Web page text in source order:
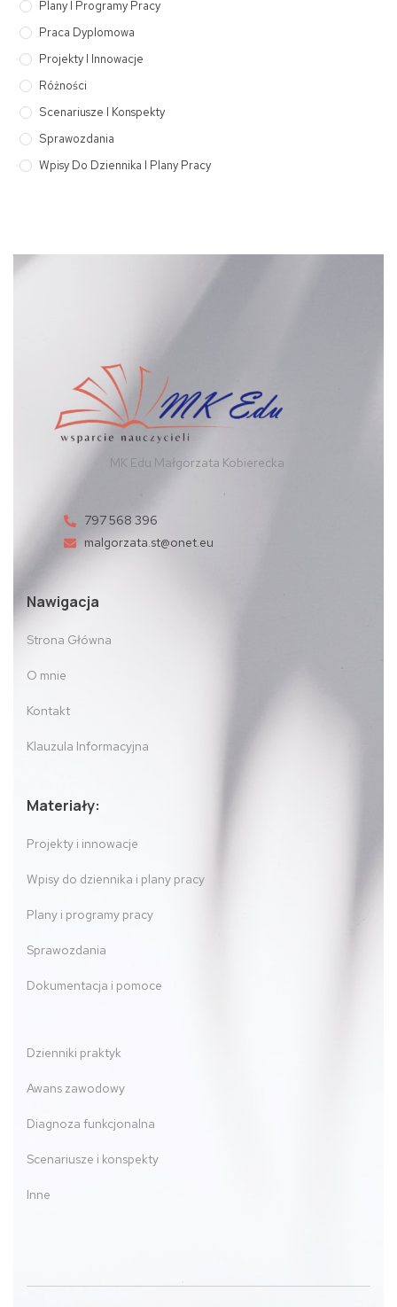
Plany I Programy Pracy
Praca Dyplomowa
Projekty I Innowacje
Różności
Scenariusze I Konspekty
Sprawozdania
Wpisy Do Dziennika I Plany Pracy
MK Edu Małgorzata Kobierecka
797 568 396
malgorzata.st@onet.eu
Nawigacja
Strona Główna
O mnie
Kontakt
Klauzula Informacyjna
Materiały:
Projekty i innowacje
Wpisy do dziennika i plany pracy
Plany i programy pracy
Sprawozdania
Dokumentacja i pomoce
Dzienniki praktyk
Awans zawodowy
Diagnoza funkcjonalna
Scenariusze i konspekty
Inne